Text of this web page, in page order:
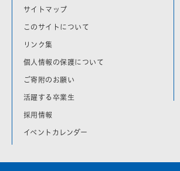
サイトマップ
このサイトについて
リンク集
個人情報の保護について
ご寄附のお願い
活躍する卒業生
採用情報
イベントカレンダー